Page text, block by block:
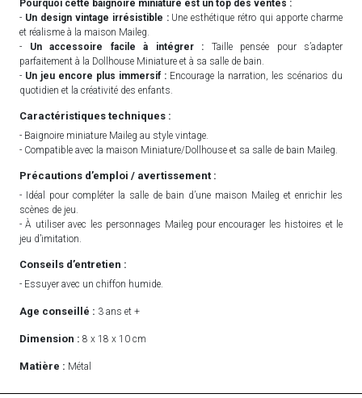
Pourquoi cette baignoire miniature est un top des ventes :
- Un design vintage irrésistible :Une esthétique rétro qui apporte charme
et réalisme à la maison Maileg.
-
Un accessoire facile à intégrer : Taille pensée pour s’adapter
parfaitement à la Dollhouse Miniature et à sa salle de bain.
- Un jeu encore plus immersif : Encourage la narration, les scénarios du
quotidien et la créativité des enfants.
Caractéristiques techniques :
- Baignoire miniature Maileg au style vintage.
- Compatible avec la maison Miniature/Dollhouse et sa salle de bain Maileg.
Précautions d’emploi / avertissement :
- Idéal pour compléter la salle de bain d’une maison Maileg et enrichir les
scènes de jeu.
- À utiliser avec les personnages Maileg pour encourager les histoires et le
jeu d’imitation.
Conseils d’entretien :
- Essuyer avec un chiffon humide.
Age conseillé : 3 ans et +
Dimension : 8 x 18 x 10 cm
Matière : Métal